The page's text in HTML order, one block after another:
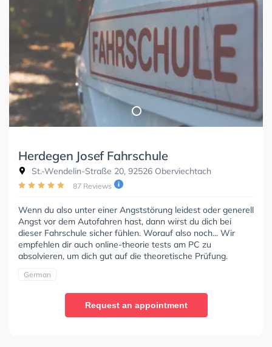
Herdegen Josef Fahrschule
St.-Wendelin-Straße 20, 92526 Oberviechtach
87 Reviews
Wenn du also unter einer Angststörung leidest oder generell
Angst vor dem Autofahren hast, dann wirst du dich bei
dieser Fahrschule sicher fühlen. Worauf also noch... Wir
empfehlen dir auch online-theorie tests am PC zu
absolvieren, um dich gut auf die theoretische Prüfung.
German
Request an appointment